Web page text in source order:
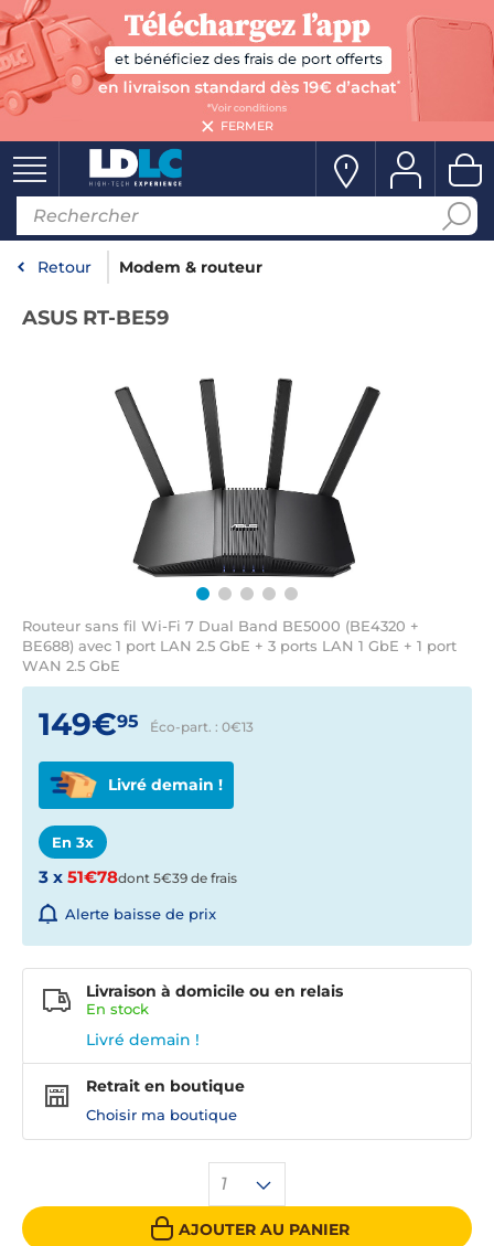
FERMER
Retour Modem & routeur
ASUS RT-BE59
Routeur sans fil Wi-Fi 7 Dual Band BE5000 (BE4320 +
BE688) avec 1 port LAN 2.5 GbE + 3 ports LAN 1 GbE + 1 port
WAN 2.5 GbE
149€95 Éco-part. : 0€13
Livré demain !
En 3x
3 x 51€78dont 5€39 de frais
Alerte baisse de prix
1
AJOUTER AU PANIER
Livraison à domicile ou en relais
En stock
Livré demain !
Retrait en boutique
Choisir ma boutique